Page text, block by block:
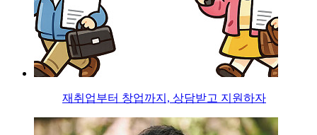
재취업부터 창업까지, 상담받고 지원하자